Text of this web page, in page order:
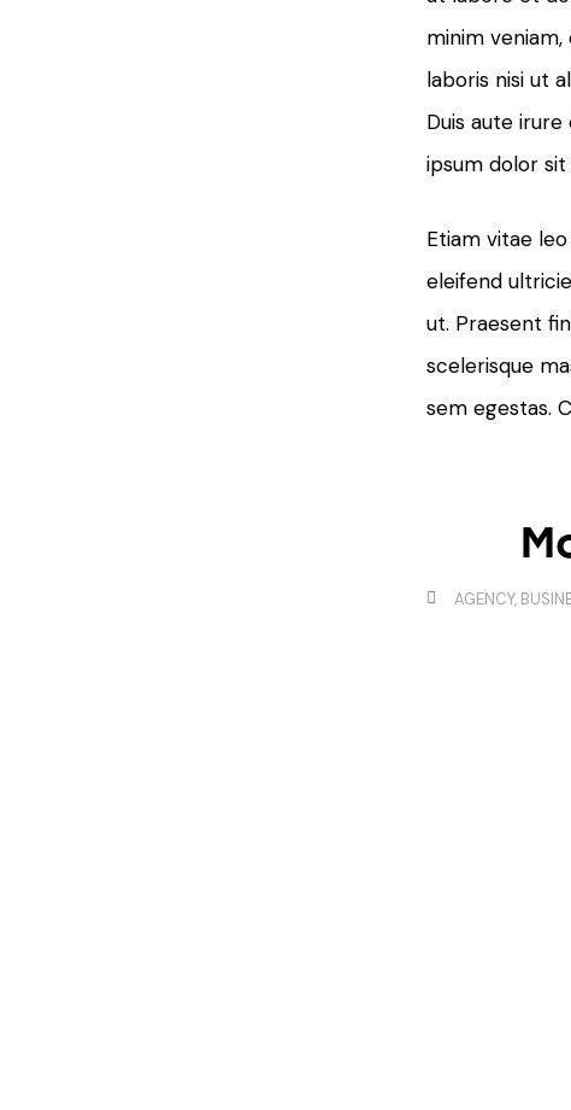
minim
laboris nisi ut
Duis aute
ipsum dolor
Etiam vitae
eleifend
ut. Praesent
scelerisque
sem egestas.
AGENCY,